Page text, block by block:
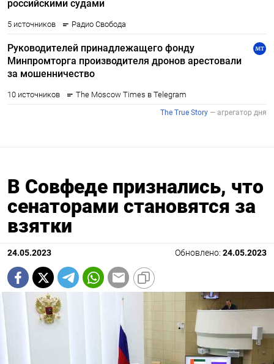
В Совфеде признались, что
сенаторами становятся за
взятки
24.05.2023 Обновлено: 24.05.2023